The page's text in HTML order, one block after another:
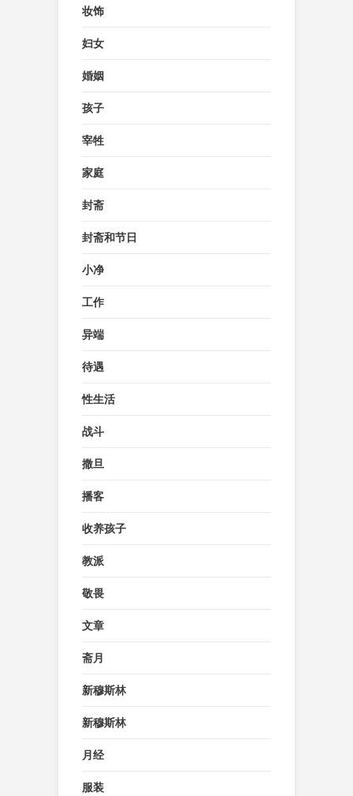
妆饰
妇女
婚姻
孩子
宰牲
家庭
封斋
封斋和节日
小净
工作
异端
待遇
性生活
战斗
撒旦
播客
收养孩子
教派
敬畏
文章
斋月
新穆斯林
新穆斯林
月经
服装